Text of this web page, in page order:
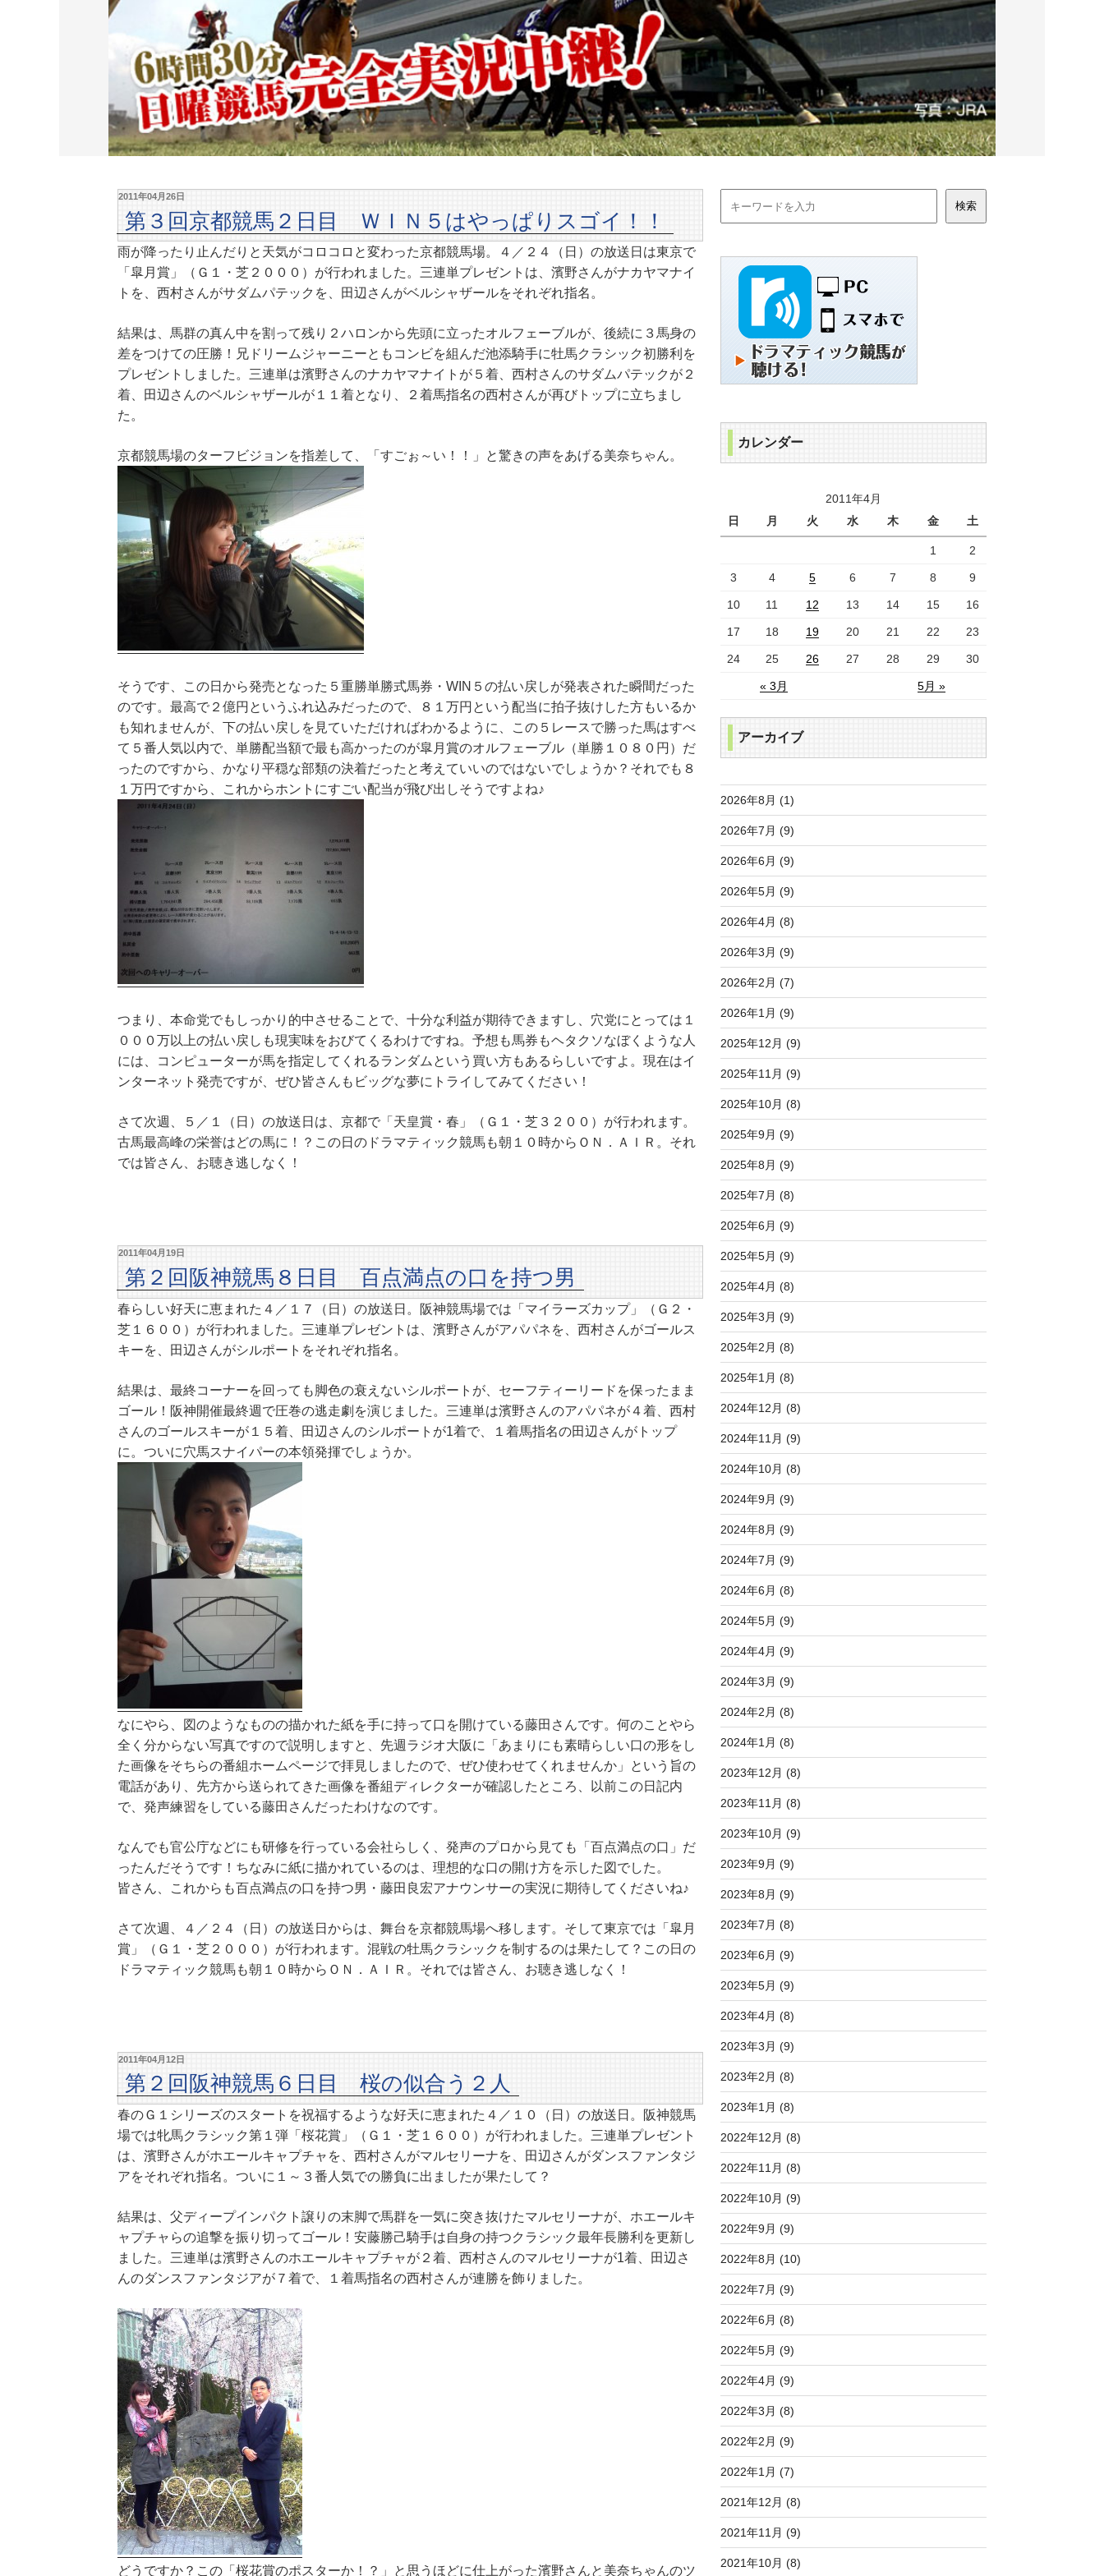
2011年04月26日
第３回京都競馬２日目 ＷＩＮ５はやっぱりスゴイ！！
雨が降ったり止んだりと天気がコロコロと変わった京都競馬場。４／２４（日）の放送日は東京で
「皐月賞」（Ｇ１・芝２０００）が行われました。三連単プレゼントは、濱野さんがナカヤマナイ
トを、西村さんがサダムパテックを、田辺さんがベルシャザールをそれぞれ指名。
結果は、馬群の真ん中を割って残り２ハロンから先頭に立ったオルフェーブルが、後続に３馬身の
差をつけての圧勝！兄ドリームジャーニーともコンビを組んだ池添騎手に牡馬クラシック初勝利を
プレゼントしました。三連単は濱野さんのナカヤマナイトが５着、西村さんのサダムパテックが２
着、田辺さんのベルシャザールが１１着となり、２着馬指名の西村さんが再びトップに立ちまし
た。
京都競馬場のターフビジョンを指差して、「すごぉ～い！！」と驚きの声をあげる美奈ちゃん。
そうです、この日から発売となった５重勝単勝式馬券・WIN５の払い戻しが発表された瞬間だった
のです。最高で２億円というふれ込みだったので、８１万円という配当に拍子抜けした方もいるか
も知れませんが、下の払い戻しを見ていただければわかるように、この５レースで勝った馬はすべ
て５番人気以内で、単勝配当額で最も高かったのが皐月賞のオルフェーブル（単勝１０８０円）だ
ったのですから、かなり平穏な部類の決着だったと考えていいのではないでしょうか？それでも８
１万円ですから、これからホントにすごい配当が飛び出しそうですよね♪
つまり、本命党でもしっかり的中させることで、十分な利益が期待できますし、穴党にとっては１
０００万以上の払い戻しも現実味をおびてくるわけですね。予想も馬券もヘタクソなぼくような人
には、コンピューターが馬を指定してくれるランダムという買い方もあるらしいですよ。現在はイ
ンターネット発売ですが、ぜひ皆さんもビッグな夢にトライしてみてください！
さて次週、５／１（日）の放送日は、京都で「天皇賞・春」（Ｇ１・芝３２００）が行われます。
古馬最高峰の栄誉はどの馬に！？この日のドラマティック競馬も朝１０時からＯＮ．ＡＩＲ。それ
では皆さん、お聴き逃しなく！
2011年04月19日
第２回阪神競馬８日目 百点満点の口を持つ男
春らしい好天に恵まれた４／１７（日）の放送日。阪神競馬場では「マイラーズカップ」（Ｇ２・
芝１６００）が行われました。三連単プレゼントは、濱野さんがアパパネを、西村さんがゴールス
キーを、田辺さんがシルポートをそれぞれ指名。
結果は、最終コーナーを回っても脚色の衰えないシルポートが、セーフティーリードを保ったまま
ゴール！阪神開催最終週で圧巻の逃走劇を演じました。三連単は濱野さんのアパパネが４着、西村
さんのゴールスキーが１５着、田辺さんのシルポートが1着で、１着馬指名の田辺さんがトップ
に。ついに穴馬スナイパーの本領発揮でしょうか。
なにやら、図のようなものの描かれた紙を手に持って口を開けている藤田さんです。何のことやら
全く分からない写真ですので説明しますと、先週ラジオ大阪に「あまりにも素晴らしい口の形をし
た画像をそちらの番組ホームページで拝見しましたので、ぜひ使わせてくれませんか」という旨の
電話があり、先方から送られてきた画像を番組ディレクターが確認したところ、以前この日記内
で、発声練習をしている藤田さんだったわけなのです。
なんでも官公庁などにも研修を行っている会社らしく、発声のプロから見ても「百点満点の口」だ
ったんだそうです！ちなみに紙に描かれているのは、理想的な口の開け方を示した図でした。
皆さん、これからも百点満点の口を持つ男・藤田良宏アナウンサーの実況に期待してくださいね♪
さて次週、４／２４（日）の放送日からは、舞台を京都競馬場へ移します。そして東京では「皐月
賞」（Ｇ１・芝２０００）が行われます。混戦の牡馬クラシックを制するのは果たして？この日の
ドラマティック競馬も朝１０時からＯＮ．ＡＩＲ。それでは皆さん、お聴き逃しなく！
2011年04月12日
第２回阪神競馬６日目 桜の似合う２人
春のＧ１シリーズのスタートを祝福するような好天に恵まれた４／１０（日）の放送日。阪神競馬
場では牝馬クラシック第１弾「桜花賞」（Ｇ１・芝１６００）が行われました。三連単プレゼント
は、濱野さんがホエールキャプチャを、西村さんがマルセリーナを、田辺さんがダンスファンタジ
アをそれぞれ指名。ついに１～３番人気での勝負に出ましたが果たして？
結果は、父ディープインパクト譲りの末脚で馬群を一気に突き抜けたマルセリーナが、ホエールキ
ャプチャらの追撃を振り切ってゴール！安藤勝己騎手は自身の持つクラシック最年長勝利を更新し
ました。三連単は濱野さんのホエールキャプチャが２着、西村さんのマルセリーナが1着、田辺さ
んのダンスファンタジアが７着で、１着馬指名の西村さんが連勝を飾りました。
どうですか？この「桜花賞のポスターか！？」と思うほどに仕上がった濱野さんと美奈ちゃんのツ
カレンダー
2011年4月
日
月 火 水 木 金 土
« 3月 5月 »
1 2
3 4 5 6 7 8 9
10 11 12 13 14 15 16
17 18 19 20 21 22 23
24 25 26 27 28 29 30
アーカイブ
2026年8月 (1)
2026年7月 (9)
2026年6月 (9)
2026年5月 (9)
2026年4月 (8)
2026年3月 (9)
2026年2月 (7)
2026年1月 (9)
2025年12月 (9)
2025年11月 (9)
2025年10月 (8)
2025年9月 (9)
2025年8月 (9)
2025年7月 (8)
2025年6月 (9)
2025年5月 (9)
2025年4月 (8)
2025年3月 (9)
2025年2月 (8)
2025年1月 (8)
2024年12月 (8)
2024年11月 (9)
2024年10月 (8)
2024年9月 (9)
2024年8月 (9)
2024年7月 (9)
2024年6月 (8)
2024年5月 (9)
2024年4月 (9)
2024年3月 (9)
2024年2月 (8)
2024年1月 (8)
2023年12月 (8)
2023年11月 (8)
2023年10月 (9)
2023年9月 (9)
2023年8月 (9)
2023年7月 (8)
2023年6月 (9)
2023年5月 (9)
2023年4月 (8)
2023年3月 (9)
2023年2月 (8)
2023年1月 (8)
2022年12月 (8)
2022年11月 (8)
2022年10月 (9)
2022年9月 (9)
2022年8月 (10)
2022年7月 (9)
2022年6月 (8)
2022年5月 (9)
2022年4月 (9)
2022年3月 (8)
2022年2月 (9)
2022年1月 (7)
2021年12月 (8)
2021年11月 (9)
2021年10月 (8)